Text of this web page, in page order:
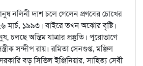
নলিনী দাশ চলে গেলেন প্রণবের চোখের
মার্চ, ১৯৯৩। বাইরে তখন অঝোর বৃষ্টি।
অন্তিম যাত্রার প্রস্তুতি। পুরোভাগে
সন্দীপ রায়। রমিতা সেনগুপ্ত, মঞ্জিল
বড় সিভিল ইঞ্জিনিয়ার, সাহিত্য সেবী